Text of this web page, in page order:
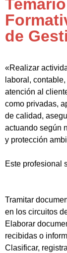
de
«Realizar
laboral,
atención al
como privadas,
de calidad,
actuando según
y protección
Este profesional
Tramitar
en los circuitos
Elaborar
recibidas o
Clasificar,